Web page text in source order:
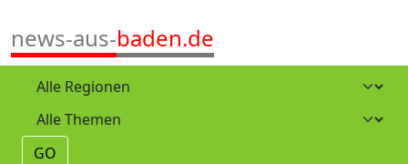
news-aus-baden.de
GO